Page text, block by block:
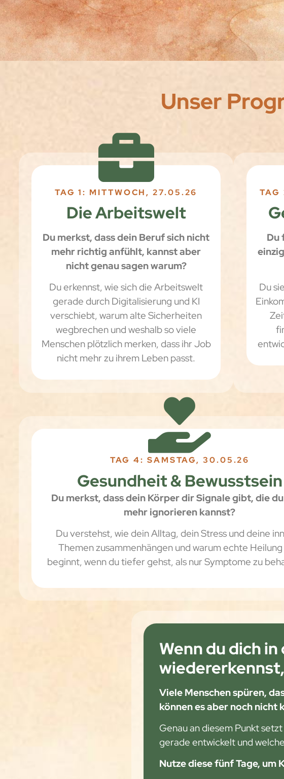
Unser
TAG 1: MITTWOCH, 27.05.26
Die Arbeitswelt
Du merkst, dass dein Beruf sich nicht
mehr richtig anfühlt, kannst aber
nicht genau sagen warum?
Du erkennst, wie sich die Arbeitswelt
gerade durch Digitalisierung und KI
verschiebt, warum alte Sicherheiten
wegbrechen und weshalb so viele
Menschen plötzlich merken, dass ihr Job
nicht mehr zu ihrem Leben passt.
TAG
Du
Du
TAG 4: SAMSTAG, 30.05.26
Gesundheit & Bewusstsein
Du merkst, dass dein Körper dir Signale gibt, die
mehr ignorieren kannst?
Du verstehst, wie dein Alltag, dein Stress und deine
Themen zusammenhängen und warum echte
beginnt, wenn du tiefer gehst, als nur Symptome zu
Wenn du dich
Viele Menschen spüren,
können es aber noch nicht
Genau an diesem Punkt
gerade entwickelt und
Nutze diese fünf Tage, um